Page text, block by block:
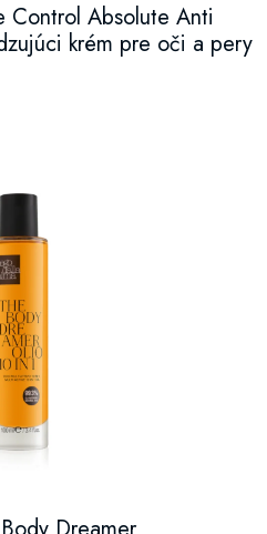
Control Absolute Anti
krém pre oči a pery